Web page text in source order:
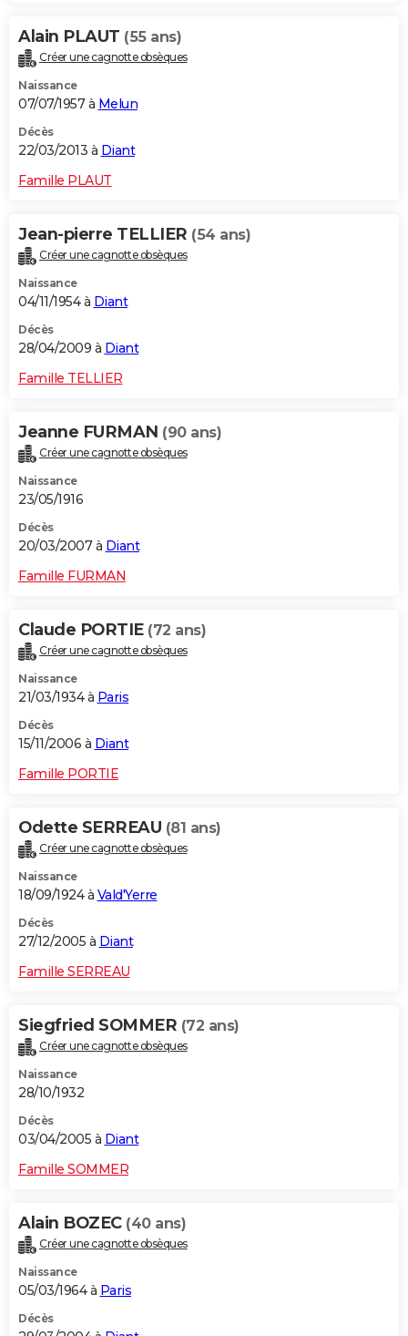
Alain PLAUT (55 ans)
Créer une cagnotte obsèques
Naissance
07/07/1957 à Melun
Décès
22/03/2013 à Diant
Famille PLAUT
Jean-pierre TELLIER (54 ans)
Créer une cagnotte obsèques
Naissance
04/11/1954 à Diant
Décès
28/04/2009 à Diant
Famille TELLIER
Jeanne FURMAN (90 ans)
Créer une cagnotte obsèques
Naissance
23/05/1916
Décès
20/03/2007 à Diant
Famille FURMAN
Claude PORTIE (72 ans)
Créer une cagnotte obsèques
Naissance
21/03/1934 à Paris
Décès
15/11/2006 à Diant
Famille PORTIE
Odette SERREAU (81 ans)
Créer une cagnotte obsèques
Naissance
18/09/1924 à Vald'Yerre
Décès
27/12/2005 à Diant
Famille SERREAU
Siegfried SOMMER (72 ans)
Créer une cagnotte obsèques
Naissance
28/10/1932
Décès
03/04/2005 à Diant
Famille SOMMER
Alain BOZEC (40 ans)
Créer une cagnotte obsèques
Naissance
05/03/1964 à Paris
Décès